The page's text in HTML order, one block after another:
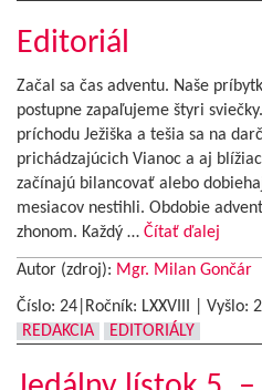
Editoriál
Začal sa čas adventu. Naše
postupne zapaľujeme štyri
príchodu Ježiška a tešia sa na
prichádzajúcich Vianoc a aj
začínajú bilancovať alebo
mesiacov nestihli. Obdobie
zhonom. Každý … Čítať ďalej
Autor (zdroj): Mgr. Milan Gončár
Číslo: 24|Ročník: LXXVIII | Vyšlo:
REDAKCIA
EDITORIÁLY